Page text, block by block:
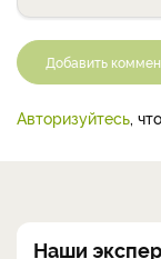
Добавить
Авторизуйтесь ,
Наши